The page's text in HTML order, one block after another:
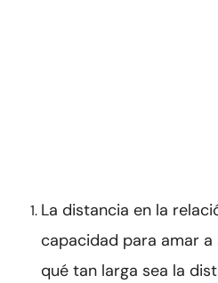
La distancia en la
capacidad para amar
qué tan larga sea la